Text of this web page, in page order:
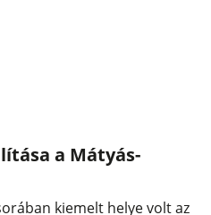
a Mátyás-
kiemelt helye volt az